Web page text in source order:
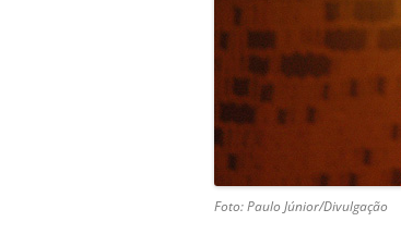
Foto: Paulo Júnior/Divulgação